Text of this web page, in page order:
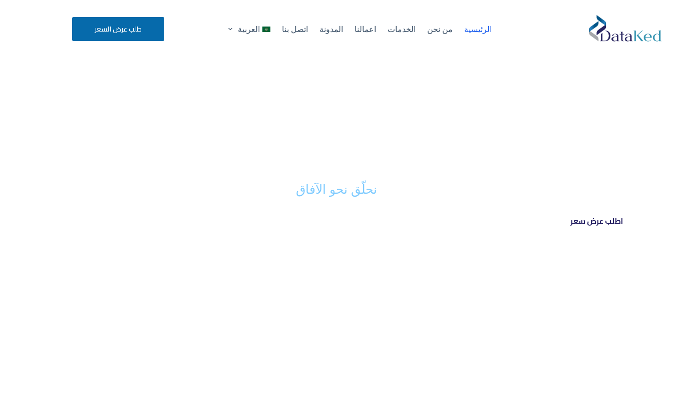
الرئيسية من نحن الخدمات اعمالنا المدونة اتصل بنا العربية طلب عرض السعر
نحلّق نحو الآفاق
اطلب عرض سعر